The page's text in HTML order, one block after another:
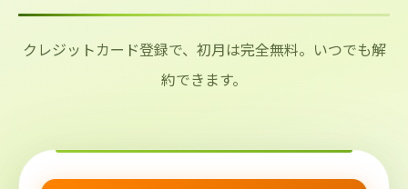
クレジットカード登録で、初月は完全無料。いつでも解
約できます。